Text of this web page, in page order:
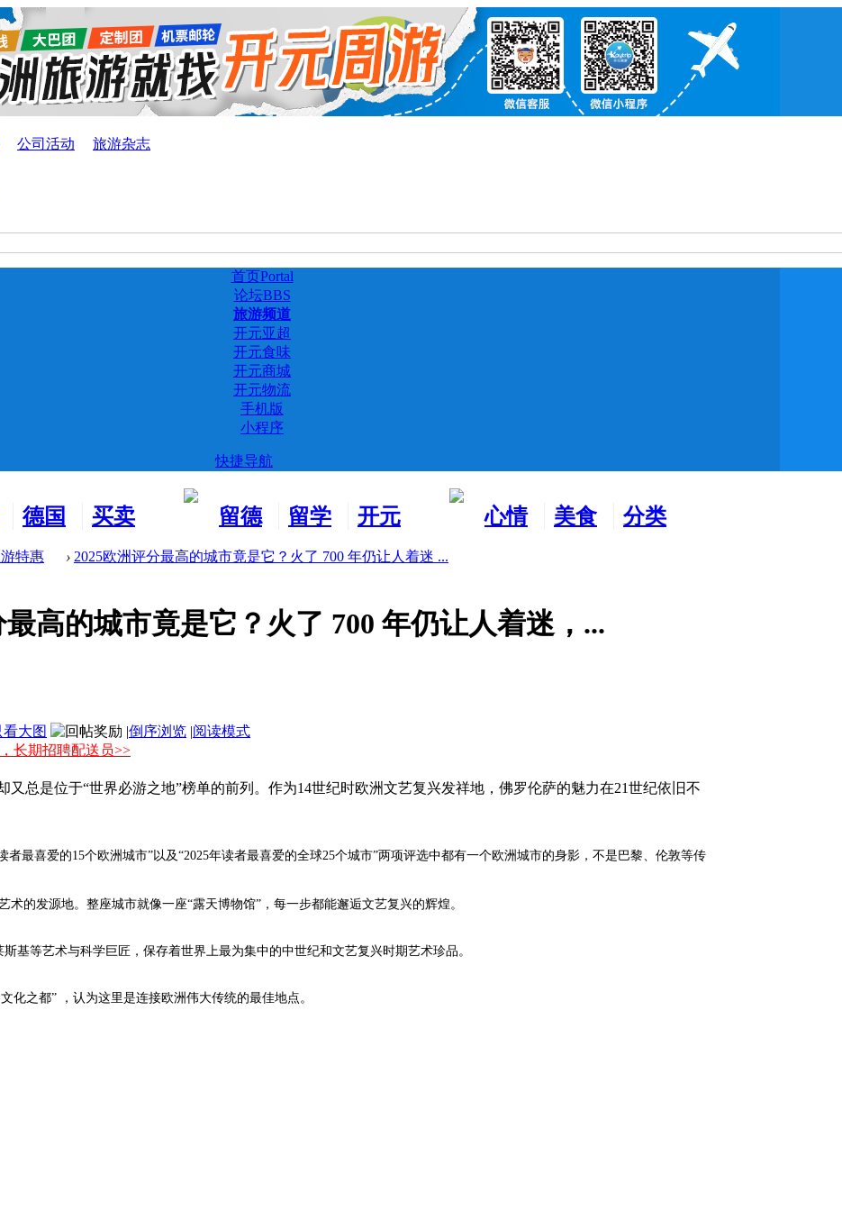
公司活动 旅游杂志
首页Portal
论坛BBS
旅游频道
开元亚超
开元食味
开元商城
开元物流
手机版
小程序
快捷导航
德国
生活
买卖
市场
留德
新生
留学
德国
开元
交友
心情
美食
分类
特惠 › 2025欧洲评分最高的城市竟是它？火了 700 年仍让人着迷 ...
最高的城市竟是它？火了 700 年仍让人着迷，...
看大图 |倒序浏览 |阅读模式
长期招聘配送员>>
总是位于“世界必游之地”榜单的前列。作为14世纪时欧洲文艺复兴发祥地，佛罗伦萨的魅力在21世纪依旧不
者最喜爱的15个欧洲城市”以及“2025年读者最喜爱的全球25个城市”两项评选中都有一个欧洲城市的身影，不是巴黎、伦敦等传
的发源地。整座城市就像一座“露天博物馆”，每一步都能邂逅文艺复兴的辉煌。
基等艺术与科学巨匠，保存着世界上最为集中的中世纪和文艺复兴时期艺术珍品。
化之都” ，认为这里是连接欧洲伟大传统的最佳地点。